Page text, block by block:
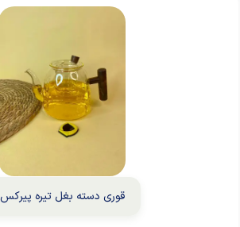
قوری دسته بغل تیره پیرکس